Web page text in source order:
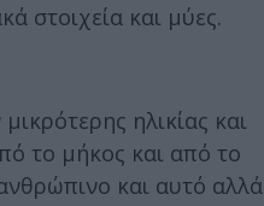
στοιχεία και μύες.
ηλικίας και
το μήκος και από το
και αυτό αλλά